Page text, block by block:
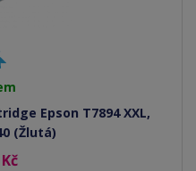
Epson T7894 XXL,
(Žlutá)